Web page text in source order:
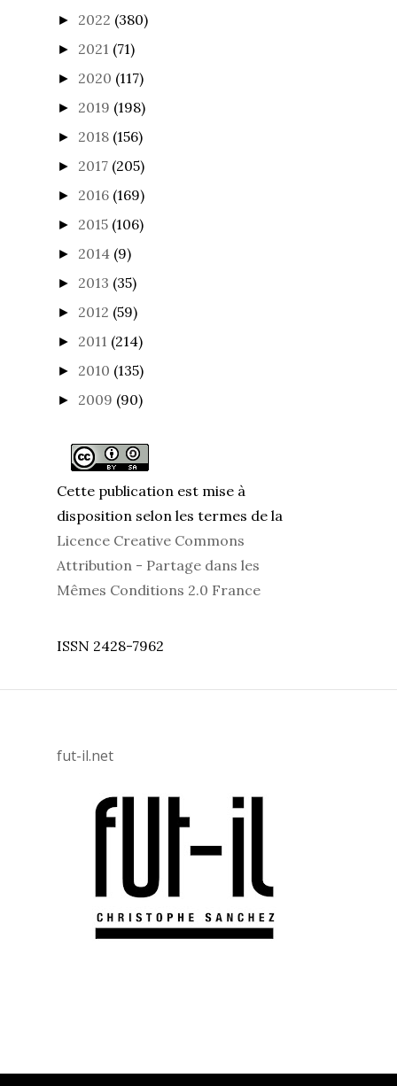
► 2022 (380)
► 2021 (71)
► 2020 (117)
► 2019 (198)
► 2018 (156)
► 2017 (205)
► 2016 (169)
► 2015 (106)
► 2014 (9)
► 2013 (35)
► 2012 (59)
► 2011 (214)
► 2010 (135)
► 2009 (90)
Cette publication est mise à
disposition selon les termes de la
Licence Creative Commons
Attribution - Partage dans les
Mêmes Conditions 2.0 France
ISSN 2428-7962
fut-il.net